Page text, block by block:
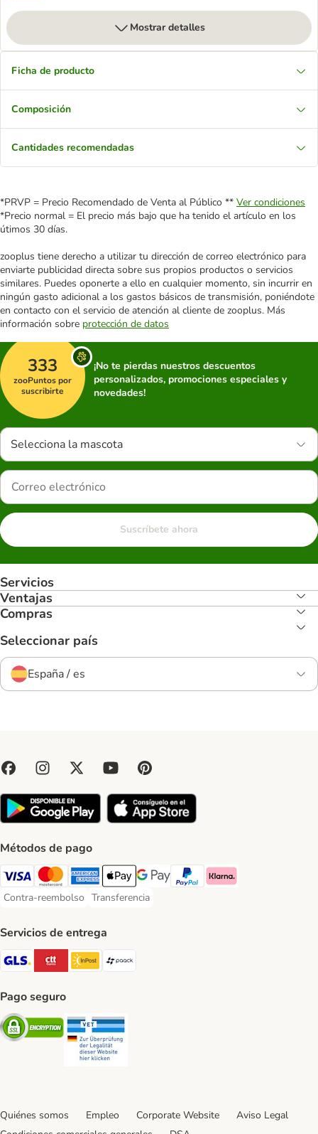
Mostrar detalles
Ficha de producto
Composición
Cantidades recomendadas
*PRVP = Precio Recomendado de Venta al Público ** Ver condiciones
*Precio normal = El precio más bajo que ha tenido el artículo en los
útimos 30 días.
zooplus tiene derecho a utilizar tu dirección de correo electrónico para
enviarte publicidad directa sobre sus propios productos o servicios
similares. Puedes oponerte a ello en cualquier momento, sin incurrir en
ningún gasto adicional a los gastos básicos de transmisión, poniéndote
en contacto con el servicio de atención al cliente de zooplus. Más
información sobre protección de datos
333
zooPuntos por
suscribirte
¡No te pierdas nuestros descuentos
personalizados, promociones especiales y
novedades!
Selecciona la mascota
Suscríbete ahora
Servicios
Ventajas
Compras
Seleccionar país
España / es
Métodos de pago
Visa Payment Method
Mastercard Payment Method
American Express Payment Method
Apple Pay Payment Method
Google Pay Payment Method
PayPal Payment Method
Klarna Payment Method
Contra-reembolso
Contra-reembolso Payment Method
Transferencia
Transferencia Payment Method
Servicios de entrega
GLS Shipping Method
CTTExpress Shipping Method
InPost Shipping Method
paack Shipping Method
Pago seguro
Security
Quiénes somos Empleo Corporate Website
Aviso Legal